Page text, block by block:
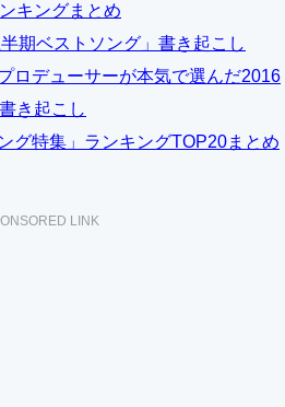
キングまとめ
期ベストソング」書き起こし
ロデューサーが本気で選んだ2016
き起こし
グ特集」ランキングTOP20まとめ
LINK